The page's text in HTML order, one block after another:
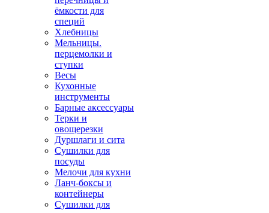
ёмкости для
специй
Хлебницы
Мельницы.
перцемолки и
ступки
Весы
Кухонные
инструменты
Барные аксессуары
Терки и
овощерезки
Дуршлаги и сита
Сушилки для
посуды
Мелочи для кухни
Ланч-боксы и
контейнеры
Сушилки для